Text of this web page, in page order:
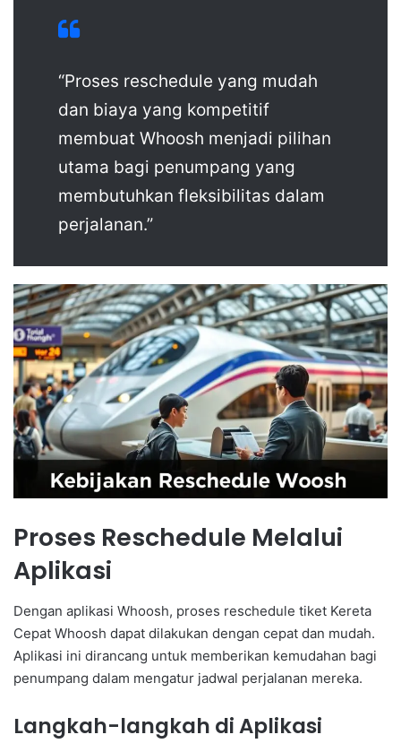
“Proses reschedule yang mudah
dan biaya yang kompetitif
membuat Whoosh menjadi pilihan
utama bagi penumpang yang
membutuhkan fleksibilitas dalam
perjalanan.”
Proses Reschedule Melalui
Aplikasi
Dengan aplikasi Whoosh, proses reschedule tiket Kereta
Cepat Whoosh dapat dilakukan dengan cepat dan mudah.
Aplikasi ini dirancang untuk memberikan kemudahan bagi
penumpang dalam mengatur jadwal perjalanan mereka.
Langkah-langkah di Aplikasi